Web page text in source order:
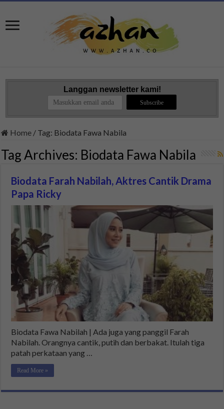
Langgan newsletter kami!
Home / Tag: Biodata Fawa Nabila
Tag Archives: Biodata Fawa Nabila
Biodata Farah Nabilah, Aktres Cantik Drama
Papa Ricky
Biodata Fawa Nabilah | Ada juga yang panggil Farah
Nabilah. Orangnya cantik, putih dan berbakat. Itulah tiga
patah perkataan yang …
Read More »